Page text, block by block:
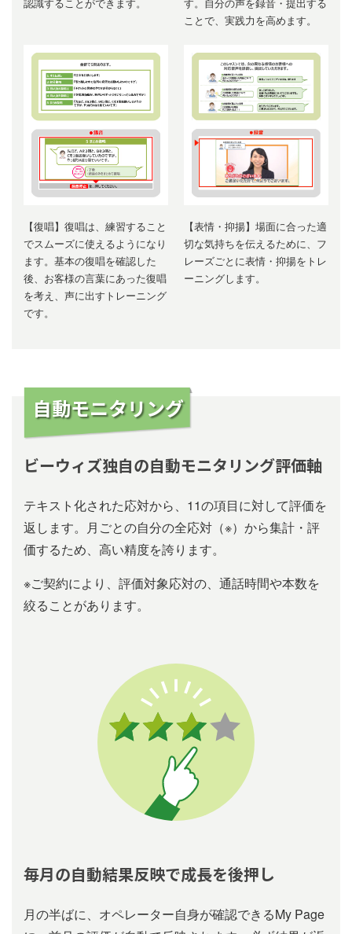
ことで、実践力を高めます。
【復唱】復唱は、練習すること
でスムーズに使えるようになり
ます。基本の復唱を確認した
後、お客様の言葉にあった復唱
を考え、声に出すトレーニング
です。
【表情・抑揚】場面に合った適
切な気持ちを伝えるために、フ
レーズごとに表情・抑揚をトレ
ーニングします。
自動モニタリング
ビーウィズ独⾃の⾃動モニタリング評価軸
テキスト化された応対から、11の項⽬に対して評価を
返します。⽉ごとの⾃分の全応対（※）から集計・評
価するため、⾼い精度を誇ります。
※ご契約により、評価対象応対の、通話時間や本数を
絞ることがあります。
毎⽉の⾃動結果反映で成⻑を後押し
⽉の半ばに、オペレーター⾃⾝が確認できるMy Page